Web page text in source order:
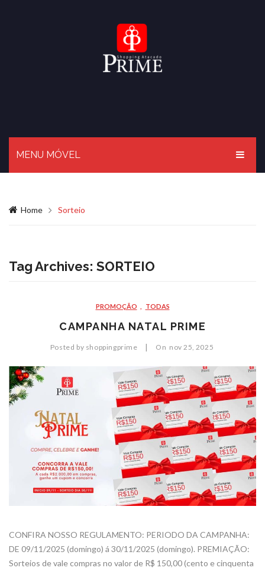
MENU MÓVEL
O PRIME
LOJAS
CONTATO
Home Sorteio
Tag Archives: SORTEIO
PROMOÇÃO TODAS
CAMPANHA NATAL PRIME
Posted by shoppingprime On nov 25, 2025
CONFIRA NOSSO REGULAMENTO: PERIODO DA CAMPANHA:
DE 09/11/2025 (domingo) á 30/11/2025 (domingo). PREMIAÇÃO:
Sorteios de vale compras no valor de R$ 150,00 (cento e cinquenta